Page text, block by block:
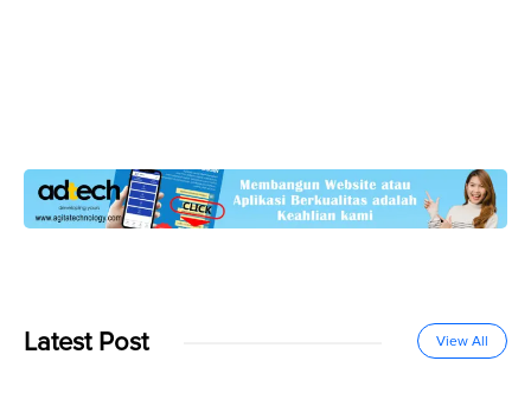
Latest Post View All